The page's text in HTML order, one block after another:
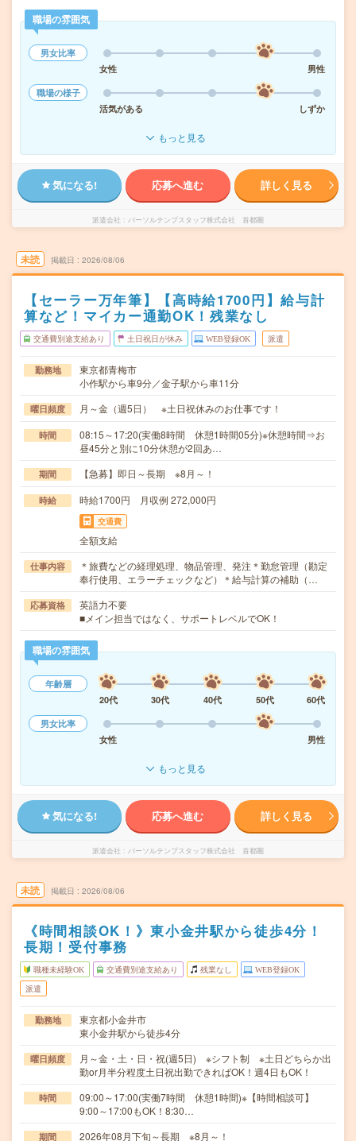
職場の雰囲気
男女比率
女性
男性
職場の様子
活気がある
しずか
もっと見る
気になる! 応募へ進む 詳しく見る
派遣会社 パーソルテンプスタッフ株式会社 首都圏
未読 掲載日 2026/08/06
【セーラー万年筆】【高時給1700円】給与計
算など！マイカー通勤OK！残業なし
交通費別途支給あり 土日祝日が休み WEB登録OK 派遣
勤務地
東京都青梅市
小作駅から車9分／金子駅から車11分
曜日頻度 月～金（週5日） ※土日祝休みのお仕事です！
時間
08:15～17:20(実働8時間 休憩1時間05分)※休憩時間⇒お
昼45分と別に10分休憩が2回あ…
期間 【急募】即日～長期 ※8月～！
時給 時給1700円 月収例 272,000円
交通費
全額支給
仕事内容
＊旅費などの経理処理、物品管理、発注＊勤怠管理（勘定
奉行使用、エラーチェックなど）＊給与計算の補助（…
応募資格
英語力不要
■メイン担当ではなく、サポートレベルでOK！
職場の雰囲気
年齢層
20代
30代 40代 50代
60代
男女比率
女性
男性
もっと見る
気になる! 応募へ進む 詳しく見る
派遣会社 パーソルテンプスタッフ株式会社 首都圏
未読 掲載日 2026/08/06
《時間相談OK！》東小金井駅から徒歩4分！
長期！受付事務
職種未経験OK 交通費別途支給あり 残業なし WEB登録OK
派遣
勤務地
東京都小金井市
東小金井駅から徒歩4分
曜日頻度
月～金・土・日・祝(週5日) ※シフト制 ※土日どちらか出
勤or月半分程度土日祝出勤できればOK！週4日もOK！
時間
09:00～17:00(実働7時間 休憩1時間)※【時間相談可】
9:00～17:00もOK！8:30…
期間 2026年08月下旬～長期 ※8月～！